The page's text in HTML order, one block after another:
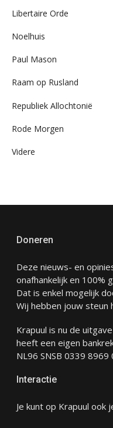
Libertaire Orde
Noelhuis
Paul Mason
Raam op Rusland
Republiek Allochtonië
Rode Morgen
Videre
Doneren
Deze nieuws- en
onafhankelijk en 100%
Dat is enkel mogelijk
Wij hebben jouw steun
Krapuul is nu de
heeft een eigen
NL96 SNSB 0339 8969
Interactie
Je kunt op Krapuul ook